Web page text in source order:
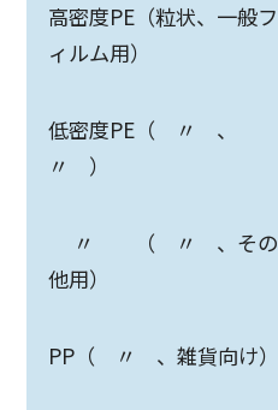
高密度PE（粒状、一般フ
ィルム用）
低密度PE（ 〃 、
〃 ）
〃 （ 〃 、その
他用）
PP（ 〃 、雑貨向け）